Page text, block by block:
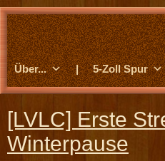
Über... | 5-Zoll Spur
[LVLC] Erste
Winterpause